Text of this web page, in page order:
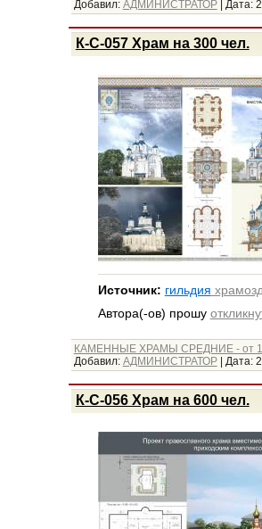
Добавил: АДМИНИСТРАТОР| Дата:
К-С-057 Храм на 300 чел.
Источник: гильдия
Автора(-ов) прошу
КАМЕННЫЕ ХРАМЫ СРЕДНИЕ - от
Добавил: АДМИНИСТРАТОР| Дата:
К-С-056 Храм на 600 чел.